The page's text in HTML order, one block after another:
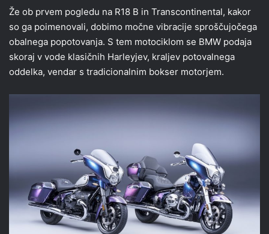
Že ob prvem pogledu na R18 B in Transcontinental, kakor
so ga poimenovali, dobimo močne vibracije sproščujočega
obalnega popotovanja. S tem motociklom se BMW podaja
skoraj v vode klasičnih Harleyjev, kraljev potovalnega
oddelka, vendar s tradicionalnim bokser motorjem.